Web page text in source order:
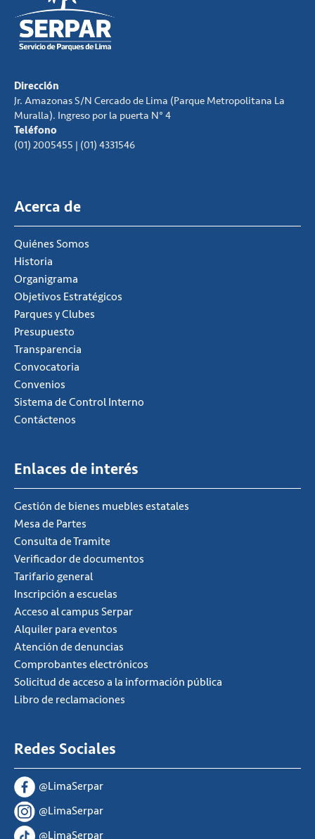
Dirección
Jr. Amazonas S/N Cercado de Lima (Parque Metropolitana La
Muralla). Ingreso por la puerta N° 4
Teléfono
(01) 2005455 | (01) 4331546
Acerca de
Quiénes Somos
Historia
Organigrama
Objetivos Estratégicos
Parques y Clubes
Presupuesto
Transparencia
Convocatoria
Convenios
Sistema de Control Interno
Contáctenos
Enlaces de interés
Gestión de bienes muebles estatales
Mesa de Partes
Consulta de Tramite
Verificador de documentos
Tarifario general
Inscripción a escuelas
Acceso al campus Serpar
Alquiler para eventos
Atención de denuncias
Comprobantes electrónicos
Solicitud de acceso a la información pública
Libro de reclamaciones
Redes Sociales
@LimaSerpar
@LimaSerpar
@LimaSerpar